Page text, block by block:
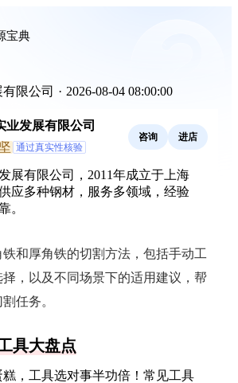
宝典
有限公司 · 2026-08-04 08:00:00
业发展有限公司
通过真实性核验
咨询 进店
展有限公司，2011年成立于上海
应多种钢材，服务多领域，经验
。
和厚角铁的切割方法，包括手动工
，以及不同场景下的适用建议，帮
任务。
具大盘点
，工具选对事半功倍！常见工具